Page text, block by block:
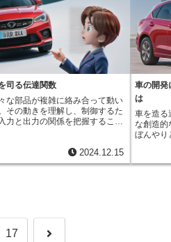
や陰影を作り出すことができま
空気の流れにも影響を与えま
抗を減らし、燃費を向上させる
車体表面の法線を滑らかに繋げ
ります。このように、法線は自
インと性能を決定づける重要な
、設計者は法線を巧みに操るこ
く、高性能な車を作り出してい
器の音
の音で
全く異
出す音が
構成され
は、音
ツール
原因を特
ことがで
を分析す
てること
音楽から
されてい
この中で、情報を集めるために
先行試作と呼びます。先行試作
は、新しい技術や仕組みを導入
その性能や特性を事前にしっか
ることです。開発の初期段階で
つけ、修正することで、後にな
きな設計変更ややり直しを防ぐ
ます。例えば、新しいエンジン
を確認します。もし、ここで問
れば、すぐに設計を見直すこと
。しかし、先行試作を行わずに
かり、最初から設計をやり直す
くるかもしれません。これは、
延長や費用の増大に繋がりま
たり、形状を工夫したりするこ
向上やコスト削減に繋がる新た
も、楽
を調整
設計す
また、力
ができ
アクセ
で反応す
らに、最
り、画面
れられて
ョンシス
度調整を
す。これ
いない
も、直
人が使い
司る伝達関数
な部品が複雑に絡み合って動い
その動きを理解し、制御するた
力と出力の関係を把握すること
力」に繋がるのかを知る必要が
この入力と出力の関係を数学的
なります。この関係は、エンジ
2024.12.15
車の開発
は
車を造る
な創造的
ぼんやり
ん。そ
す。これ
17 次